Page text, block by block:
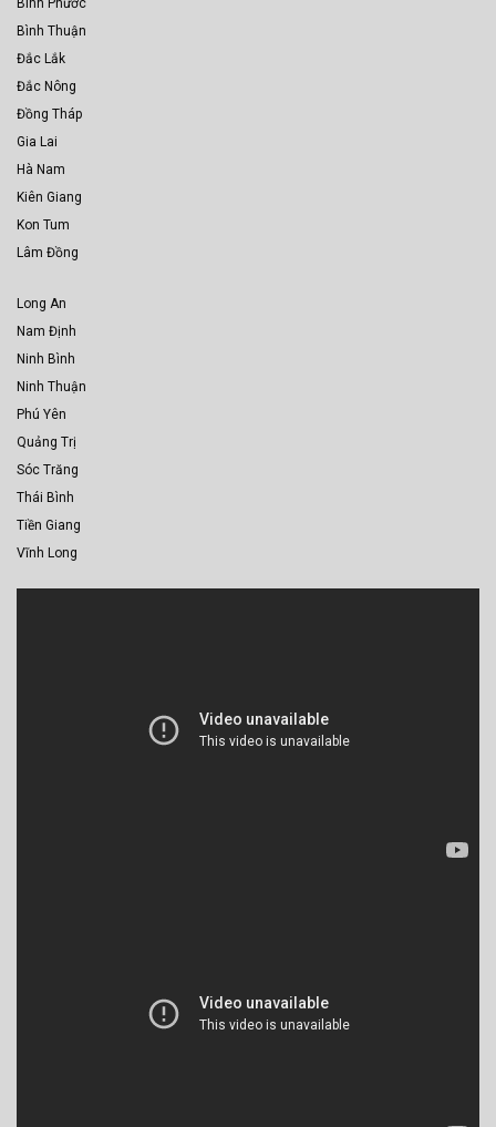
Bình Phước
Bình Thuận
Đắc Lắk
Đắc Nông
Đồng Tháp
Gia Lai
Hà Nam
Kiên Giang
Kon Tum
Lâm Đồng
Long An
Nam Định
Ninh Bình
Ninh Thuận
Phú Yên
Quảng Trị
Sóc Trăng
Thái Bình
Tiền Giang
Vĩnh Long